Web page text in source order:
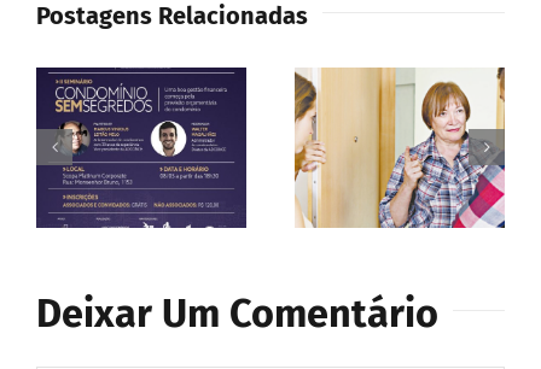
Postagens Relacionadas
Deixar Um Comentário